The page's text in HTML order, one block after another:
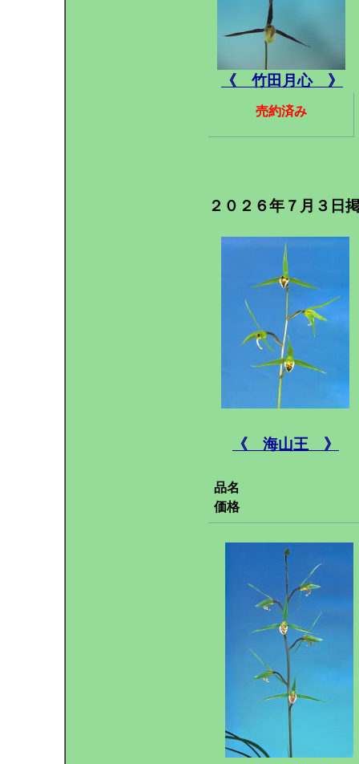
《 竹田月心 》
売約済み
２０２６年７月３日
《 海山王 》
品名
価格